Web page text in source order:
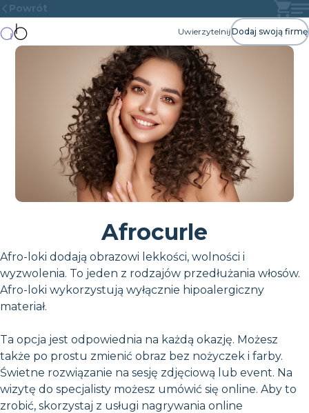
Powrót
UwierzytelnijDodaj swoją firmę
Afrocurle
Afro-loki dodają obrazowi lekkości, wolności i
wyzwolenia. To jeden z rodzajów przedłużania włosów.
Afro-loki wykorzystują wyłącznie hipoalergiczny
materiał.
Ta opcja jest odpowiednia na każdą okazję. Możesz
także po prostu zmienić obraz bez nożyczek i farby.
Świetne rozwiązanie na sesję zdjęciową lub event. Na
wizytę do specjalisty możesz umówić się online. Aby to
zrobić, skorzystaj z usługi nagrywania online